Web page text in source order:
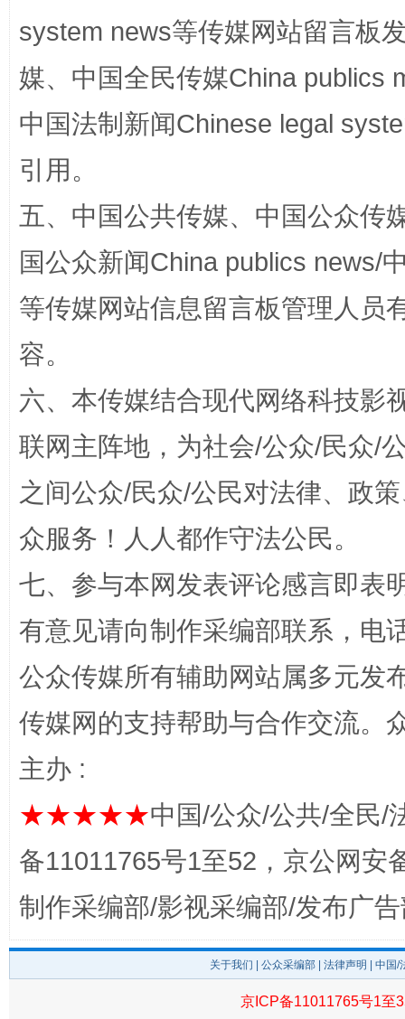
“蜀中异人”王建安的艺术幻境
东山县通报“牛蛙产品抗生素超标问题” 法
system news等传媒网站留言板
媒、中国全民传媒China publics
中国法制新闻Chinese legal
引用。
五、中国公共传媒、中国公众传
国公众新闻China publics news/
等传媒网站信息留言板管理人员
容。
六、本传媒结合现代网络科技影
联网主阵地，为社会/公众/民众/
之间公众/民众/公民对法律、政
众服务！人人都作守法公民。
七、参与本网发表评论感言即表
有意见请向制作采编部联系，电
公众传媒所有辅助网站属多元发
传媒网的支持帮助与合作交流。
主办 :
★★★★★中国/公众/公共/全民/
备11011765号1至52，京公网安
制作采编部/影视采编部/发布广
关于我们 公众采编部 法律声明 | 中国
京ICP备11011765号1至